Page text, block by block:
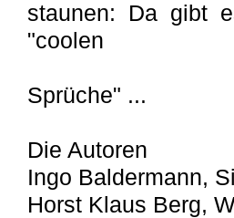
staunen: Da gibt
"coolen
Sprüche" ...
Die Autoren
Ingo Baldermann,
Horst Klaus Berg,